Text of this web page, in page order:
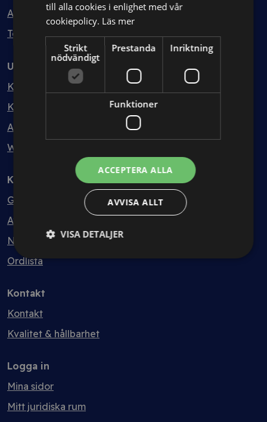
Avtalshantering
Testa kostnadsfritt
Utbildning
Kurser
Kurspaket
Abonnemang
Webbinarium
Kunskapsbank
Guider
Avtalsmallar
Nyheter
Ordlista
Kontakt
Kontakt
Kvalitet & hållbarhet
Logga in
Mina sidor
Mitt juridiska rum
till alla cookies i enlighet med vår
cookiepolicy. Läs mer
Strikt
nödvändigt
Prestanda Inriktning
Funktioner
ACCEPTERA ALLA
AVVISA ALLT
VISA DETALJER